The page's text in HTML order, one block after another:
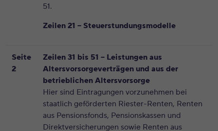
51.
Zeilen 21 – Steuerstundungsmodelle
Seite
2
Zeilen 31 bis 51 – Leistungen aus
Altersvorsorgeverträgen und aus der
betrieblichen Altersvorsorge
Hier sind Eintragungen vorzunehmen bei
staatlich geförderten Riester-Renten, Renten
aus Pensionsfonds, Pensionskassen und
Direktversicherungen sowie Renten aus